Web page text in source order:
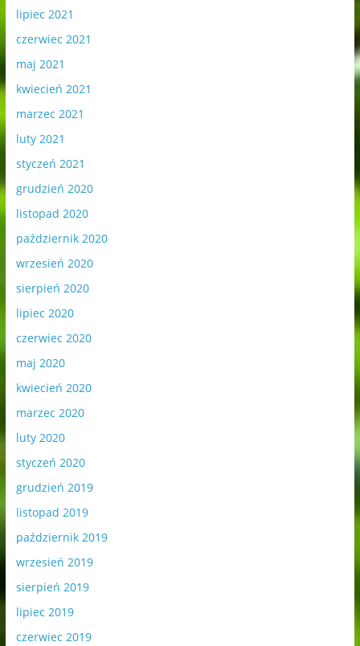
lipiec 2021
czerwiec 2021
maj 2021
kwiecień 2021
marzec 2021
luty 2021
styczeń 2021
grudzień 2020
listopad 2020
październik 2020
wrzesień 2020
sierpień 2020
lipiec 2020
czerwiec 2020
maj 2020
kwiecień 2020
marzec 2020
luty 2020
styczeń 2020
grudzień 2019
listopad 2019
październik 2019
wrzesień 2019
sierpień 2019
lipiec 2019
czerwiec 2019